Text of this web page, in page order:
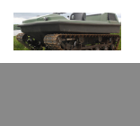
Перейти